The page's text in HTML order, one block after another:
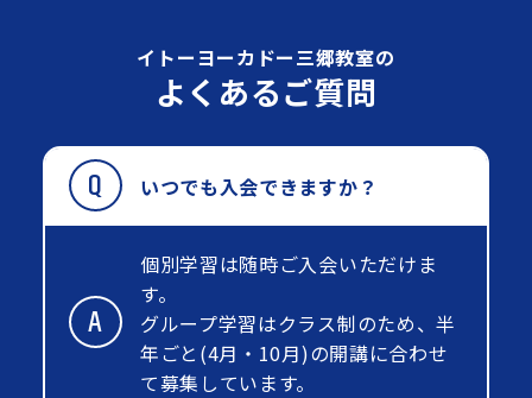
イトーヨーカドー三郷教室の
よくあるご質問
いつでも入会できますか？
個別学習は随時ご入会いただけま
す。
グループ学習はクラス制のため、半
年ごと(4月・10月)の開講に合わせ
て募集しています。